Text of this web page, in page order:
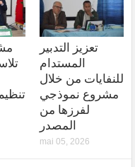
تعزيز التدبير
المستدام
للنفايات من خلال
مشروع نموذجي
لفرزها من
المصدر
mai 05, 2026